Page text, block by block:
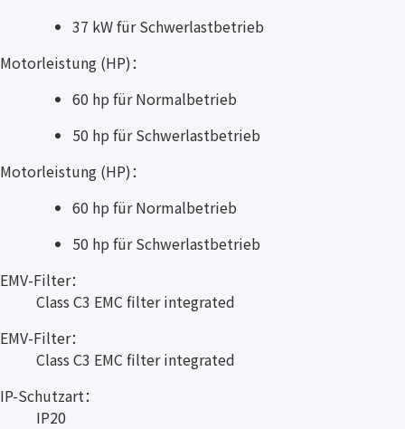
37 kW für Schwerlastbetrieb
Motorleistung (HP)：
60 hp für Normalbetrieb
50 hp für Schwerlastbetrieb
Motorleistung (HP)：
60 hp für Normalbetrieb
50 hp für Schwerlastbetrieb
EMV-Filter：
Class C3 EMC filter integrated
EMV-Filter：
Class C3 EMC filter integrated
IP-Schutzart：
IP20